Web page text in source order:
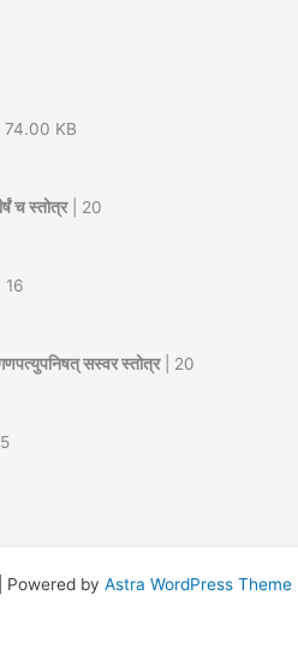
KB
च स्तोत्र| 20
गणपत्युपनिषत् सस्वर स्तोत्र| 20
Powered by Astra WordPress Theme